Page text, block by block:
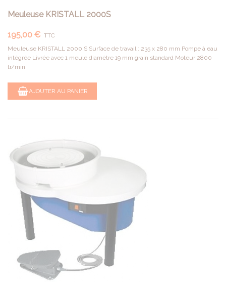
Meuleuse KRISTALL 2000S
195,00 € TTC
Meuleuse KRISTALL 2000 S Surface de travail : 235 x 280 mm Pompe à eau
intégrée Livrée avec 1 meule diamètre 19 mm grain standard Moteur 2800
tr/min
AJOUTER AU PANIER